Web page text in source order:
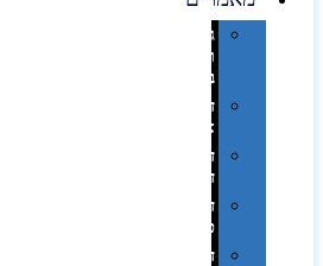
גימורים
והשבחות
בדפוס
דפוס
אופסט
דפוס
דיגיטלי
דפוס
טמפון
דפוס